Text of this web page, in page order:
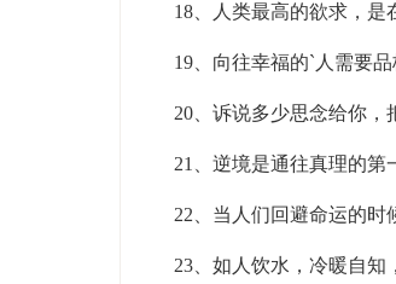
18、人类最高的欲求，
19、向往幸福的`人需要
20、诉说多少思念给你，
21、逆境是通往真理的
22、当人们回避命运的
23、如人饮水，冷暖自知